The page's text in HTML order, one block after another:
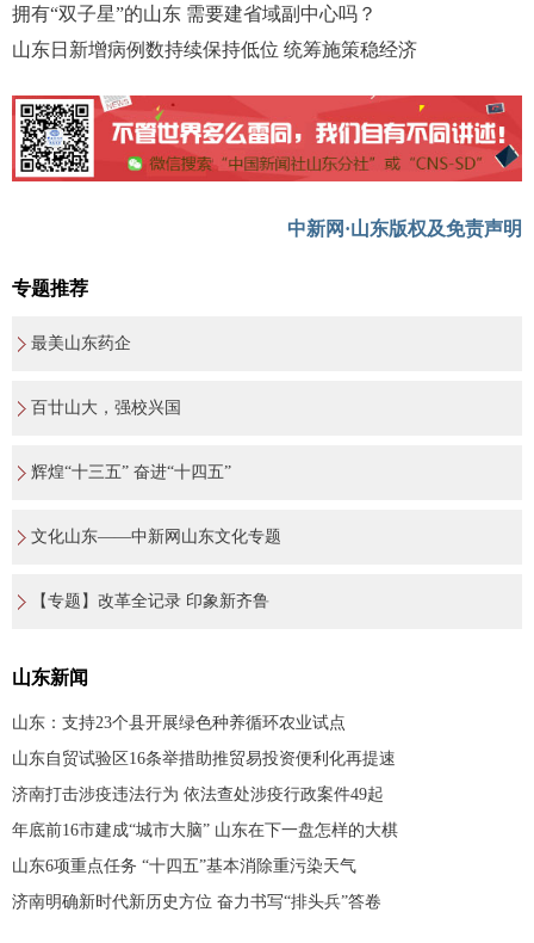
拥有“双子星”的山东 需要建省域副中心吗？
山东日新增病例数持续保持低位 统筹施策稳经济
中新网·山东版权及免责声明
专题推荐
最美山东药企
百廿山大，强校兴国
辉煌“十三五” 奋进“十四五”
文化山东——中新网山东文化专题
【专题】改革全记录 印象新齐鲁
山东新闻
山东：支持23个县开展绿色种养循环农业试点
山东自贸试验区16条举措助推贸易投资便利化再提速
济南打击涉疫违法行为 依法查处涉疫行政案件49起
年底前16市建成“城市大脑” 山东在下一盘怎样的大棋
山东6项重点任务 “十四五”基本消除重污染天气
济南明确新时代新历史方位 奋力书写“排头兵”答卷